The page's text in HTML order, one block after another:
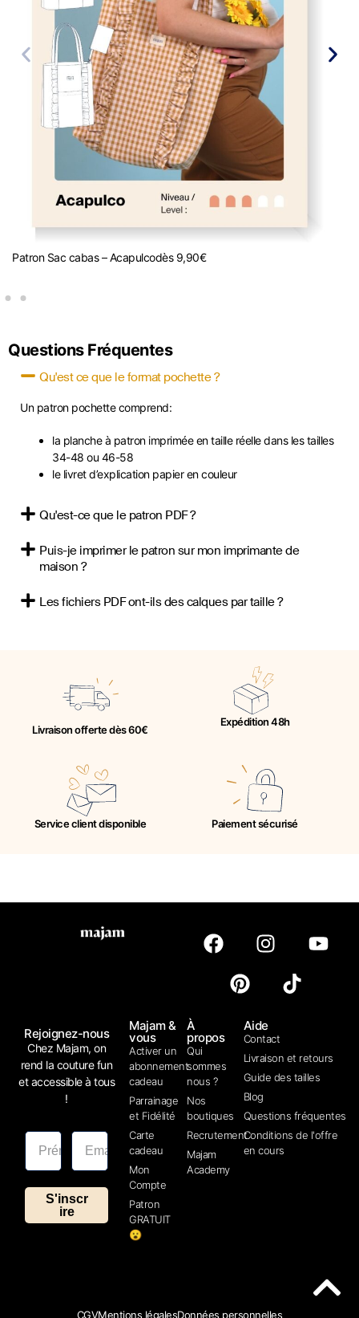
Patron Sac cabas – Acapulcodès 9,90€
Questions Fréquentes
Qu'est ce que le format pochette ?
Un patron pochette comprend:
la planche à patron imprimée en taille réelle dans les tailles
34-48 ou 46-58
le livret d’explication papier en couleur
Qu'est-ce que le patron PDF ?
Puis-je imprimer le patron sur mon imprimante de
maison ?
Les fichiers PDF ont-ils des calques par taille ?
Livraison offerte dès 60€
Expédition 48h
Service client disponible Paiement sécurisé
Aide
Contact
Livraison et retours
Guide des tailles
Blog
Questions fréquentes
Conditions de l'offre
en cours
À
propos
Qui
sommes
nous ?
Nos
boutiques
Recrutement
Majam
Academy
Majam &
vous
Activer un
abonnement
cadeau
Parrainage
et Fidélité
Carte
cadeau
Mon
Compte
Patron
GRATUIT
😮
Rejoignez-nous
Chez Majam, on
rend la couture fun
et accessible à tous
!
S'inscr
ire
CGVMentions légalesDonnées personnelles